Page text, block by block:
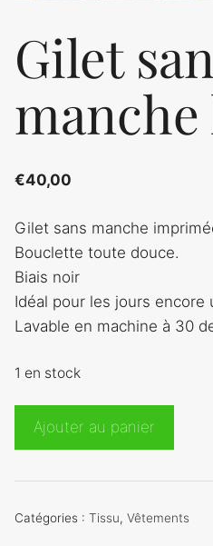
Gilet
€40,00
Gilet sans manche
Bouclette toute douce.
Biais noir
Idéal pour les jours encore
Lavable en machine à 30
1 en stock
quantité
manche
Ajouter au panier
Catégories : Tissu, Vêtements